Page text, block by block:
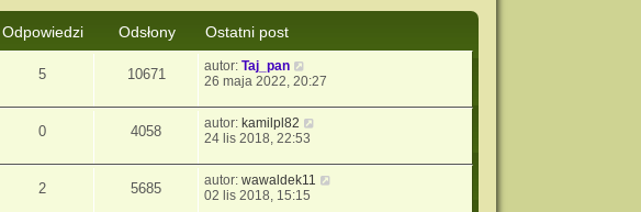
Odpowiedzi Odsłony
Ostatni post
5 10671 autor:Taj_pan
26 maja 2022, 20:27
0 4058 autor: kamilpl82
24 lis 2018, 22:53
2 5685 autor:wawaldek11
02 lis 2018, 15:15